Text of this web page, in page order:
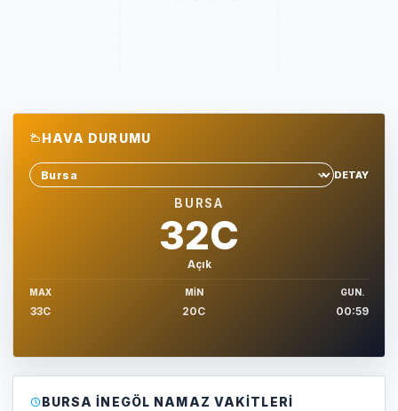
HAVA DURUMU
Sehir sec
DETAY
BURSA
32C
Açık
MAX
33C
MIN
20C
GUN.
00:59
BURSA İNEGÖL NAMAZ VAKITLERI